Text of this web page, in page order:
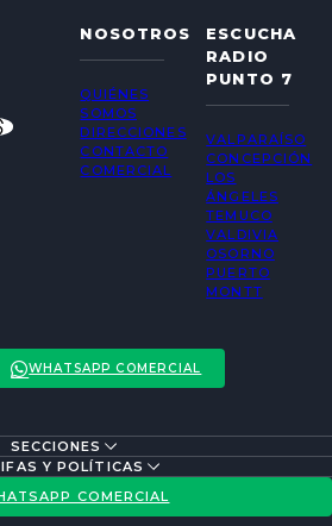
NOSOTROS
QUIÉNES
SOMOS
DIRECCIONES
CONTACTO
COMERCIAL
ESCUCHA
RADIO
PUNTO 7
VALPARAÍSO
CONCEPCIÓN
LOS
ÁNGELES
TEMUCO
VALDIVIA
OSORNO
PUERTO
MONTT
WHATSAPP COMERCIAL
SECCIONES
Y POLÍTICAS
COMERCIAL